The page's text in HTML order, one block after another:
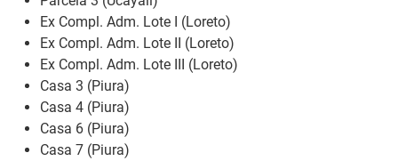
Ex Compl. Adm. Lote I (Loreto)
Ex Compl. Adm. Lote II (Loreto)
Ex Compl. Adm. Lote III (Loreto)
Casa 3 (Piura)
Casa 4 (Piura)
Casa 6 (Piura)
Casa 7 (Piura)